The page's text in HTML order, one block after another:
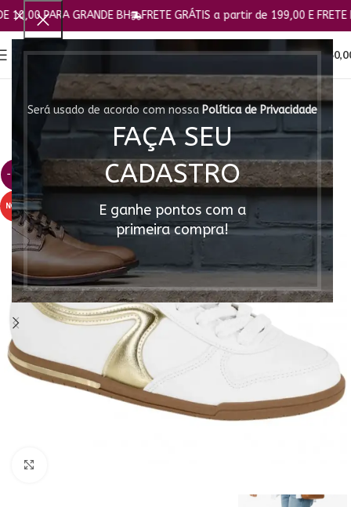
Será usado de acordo com nossaPolítica de Privacidade
FAÇA SEU
CADASTRO
E ganhe pontos com a
primeira compra!
MENU R$
-44%
NOVO
PARA GRANDE BH FRETE GRÁTIS a partir de 199,00 E FRETE FIXO